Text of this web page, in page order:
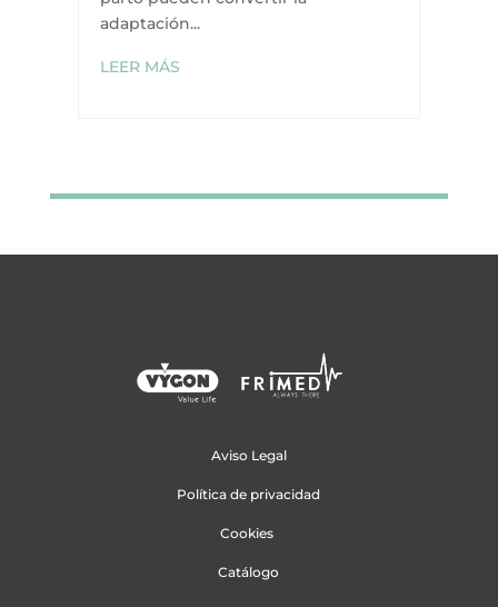
adaptación...
LEER MÁS
Aviso Legal
Política de privacidad
Cookies
Catálogo